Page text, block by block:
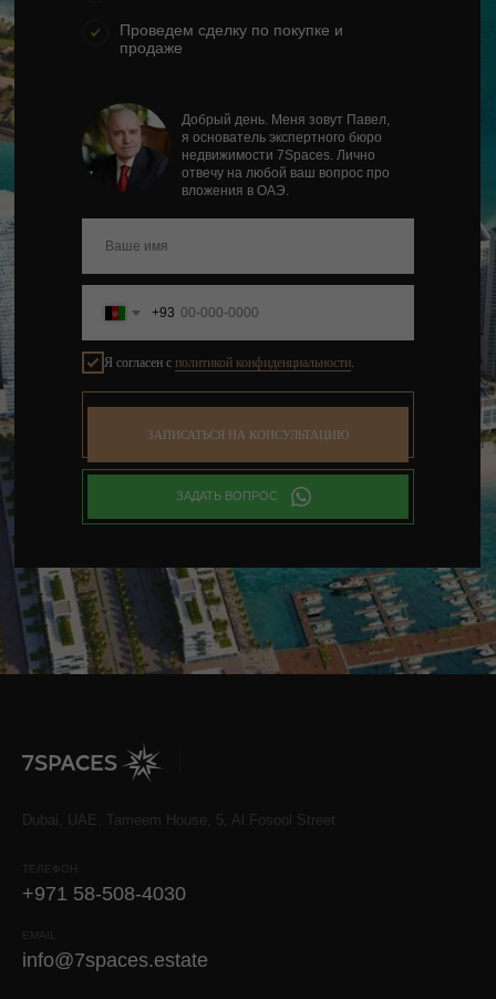
Проведем сделку по покупке и
продаже
+93
Я согласен с политикой конфиденциальности
ЗАПИСАТЬСЯ НА КОНСУЛЬТАЦИЮ
Добрый день. Меня зовут Павел,
я основатель экспертного бюро
недвижимости 7Spaces. Лично
отвечу на любой ваш вопрос про
вложения в ОАЭ.
ЗАДАТЬ ВОПРОС
ТЕЛЕФОН
+971 58-508-4030
EMAIL
info@7spaces.estate
Dubai, UAE. Tameem House, 5, Al Fosool Street